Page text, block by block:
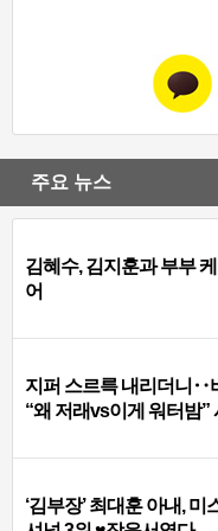
주요 뉴스
김혜수, 김지훈과 부부
어
지퍼 스르륵 내리더니‥
“왜 저래vs이게 워터밤”
‘김부장’ 최대훈 아내,